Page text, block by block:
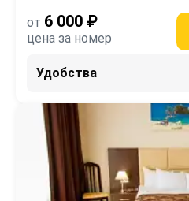
от 6 000 ₽
цена за номер
Удобства